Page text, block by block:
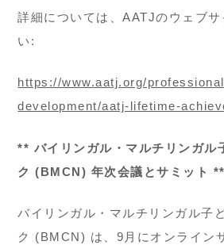
詳細については、AATJのウェブサ
い:
https://www.aatj.org/
development/aatj-lifetime-
** バイリンガル・マルチリンガル
ク (BMCN) 年次会議とサミット **
バイリンガル・マルチリンガル子
ク (BMCN) は、9月にオンライン